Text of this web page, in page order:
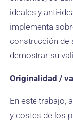
ideales y anti-
implementa
construcción de
demostrar su
Originalidad /
En este trabajo,
y costos de los